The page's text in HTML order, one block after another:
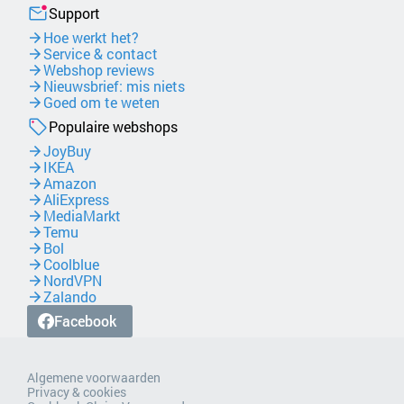
Support
Hoe werkt het?
Service & contact
Webshop reviews
Nieuwsbrief: mis niets
Goed om te weten
Populaire webshops
JoyBuy
IKEA
Amazon
AliExpress
MediaMarkt
Temu
Bol
Coolblue
NordVPN
Zalando
Facebook
Algemene voorwaarden
Privacy & cookies